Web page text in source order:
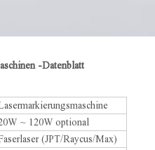
-Datenblatt
~ 120W optional
(JPT/Raycus/Max)